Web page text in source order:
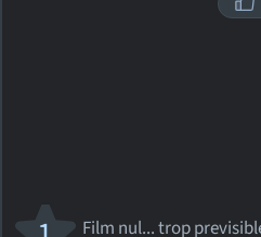
Film nul... trop